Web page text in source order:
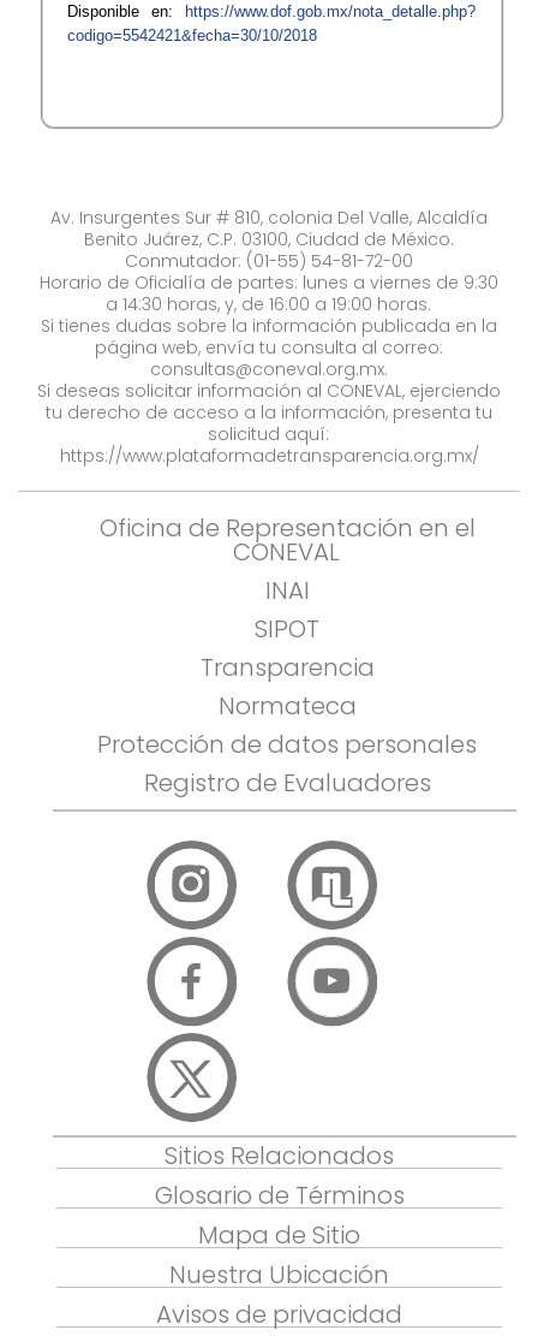
Disponible en: https://www.dof.gob.mx/nota_detalle.php?
codigo=5542421&fecha=30/10/2018
Av. Insurgentes Sur # 810, colonia Del Valle, Alcaldía
Benito Juárez, C.P. 03100, Ciudad de México.
Conmutador: (01-55) 54-81-72-00
Horario de Oficialía de partes: lunes a viernes de 9:30
a 14:30 horas, y, de 16:00 a 19:00 horas.
Si tienes dudas sobre la información publicada en la
página web, envía tu consulta al correo:
consultas@coneval.org.mx.
Si deseas solicitar información al CONEVAL, ejerciendo
tu derecho de acceso a la información, presenta tu
solicitud aquí:
https://www.plataformadetransparencia.org.mx/
Oficina de Representación en el
CONEVAL
INAI
SIPOT
Transparencia
Normateca
Protección de datos personales
Registro de Evaluadores
Sitios Relacionados
Glosario de Términos
Mapa de Sitio
Nuestra Ubicación
Avisos de privacidad